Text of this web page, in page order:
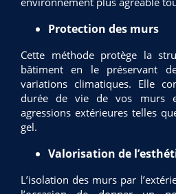
Protection des murs
Cette méthode protège la
bâtiment en le préservant
variations climatiques. Elle
durée de vie de vos murs
agressions extérieures telles
gel.
Valorisation de
L’isolation des murs par